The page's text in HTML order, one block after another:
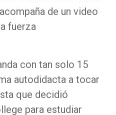
de un video
fuerza
con tan solo 15
autodidacta a tocar
que decidió
para estudiar